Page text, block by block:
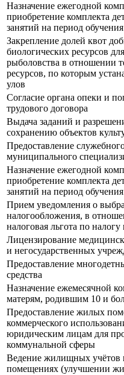
Назначение ежегодной
приобретение комплекта
занятий на период обучения
Закрепление долей квот
биологических ресурсов
рыболовства в отношении
ресурсов, по которым
улов
Согласие органа опеки и
трудового договора
Выдача заданий и
сохранению объектов
Предоставление
муниципального
Назначение ежегодной
приобретение комплекта
занятий на период обучения
Прием уведомления о
налогообложения, в
налоговая льгота по
Лицензирование
и негосударственных
Предоставление
средства
Назначение ежемесячной
матерям, родившим 10 и
Предоставление жилых
коммерческого
юридическим лицам для
коммунальной сферы
Ведение жилищных
помещениях (улучшении